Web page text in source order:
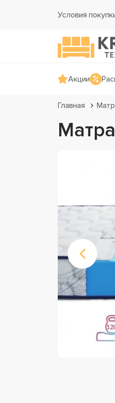
Условия
Акции
Главная